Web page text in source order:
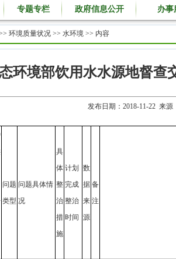
专题专栏 政府信息公开 办事
环境质量状况 >> 水环境 >> 内容
环境部饮用水水源地督查
发布日期：2018-11-22 来
问题
类型
问题具体情
况
具
体
整
治
措
施
计划
完成
整治
时间
数
据
来
源
备
注